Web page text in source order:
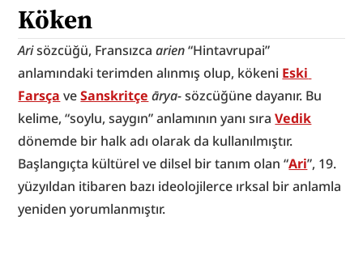
Köken
Ari sözcüğü, Fransızca arien “Hintavrupai”
anlamındaki terimden alınmış olup, kökeni Eski
Farsça ve Sanskritçe ārya- sözcüğüne dayanır. Bu
kelime, “soylu, saygın” anlamının yanı sıra Vedik
dönemde bir halk adı olarak da kullanılmıştır.
Başlangıçta kültürel ve dilsel bir tanım olan “Ari”, 19.
yüzyıldan itibaren bazı ideolojilerce ırksal bir anlamla
yeniden yorumlanmıştır.